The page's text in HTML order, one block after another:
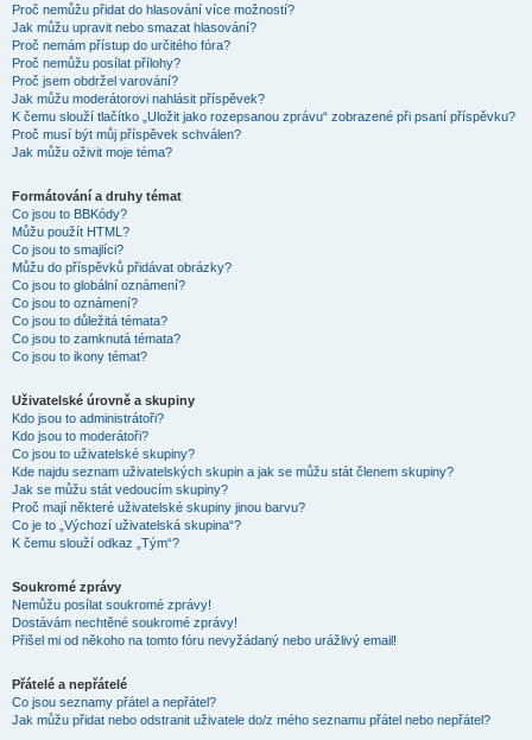
Proč nemůžu přidat do hlasování více možností?
Jak můžu upravit nebo smazat hlasování?
Proč nemám přístup do určitého fóra?
Proč nemůžu posílat přílohy?
Proč jsem obdržel varování?
Jak můžu moderátorovi nahlásit příspěvek?
K čemu slouží tlačítko „Uložit jako rozepsanou zprávu“ zobrazené při psaní příspěvku?
Proč musí být můj příspěvek schválen?
Jak můžu oživit moje téma?
Formátování a druhy témat
Co jsou to BBKódy?
Můžu použít HTML?
Co jsou to smajlíci?
Můžu do příspěvků přidávat obrázky?
Co jsou to globální oznámení?
Co jsou to oznámení?
Co jsou to důležitá témata?
Co jsou to zamknutá témata?
Co jsou to ikony témat?
Uživatelské úrovně a skupiny
Kdo jsou to administrátoři?
Kdo jsou to moderátoři?
Co jsou to uživatelské skupiny?
Kde najdu seznam uživatelských skupin a jak se můžu stát členem skupiny?
Jak se můžu stát vedoucím skupiny?
Proč mají některé uživatelské skupiny jinou barvu?
Co je to „Výchozí uživatelská skupina“?
K čemu slouží odkaz „Tým“?
Soukromé zprávy
Nemůžu posílat soukromé zprávy!
Dostávám nechtěné soukromé zprávy!
Přišel mi od někoho na tomto fóru nevyžádaný nebo urážlivý email!
Přátelé a nepřátelé
Co jsou seznamy přátel a nepřátel?
Jak můžu přidat nebo odstranit uživatele do/z mého seznamu přátel nebo nepřátel?